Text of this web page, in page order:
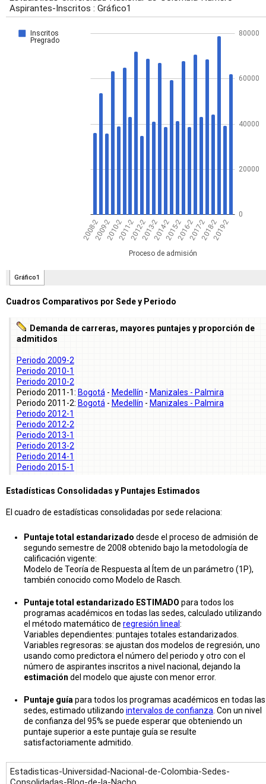
Cuadros Comparativos por Sede y Periodo
Demanda de carreras, mayores puntajes y proporción de
admitidos
Periodo 2009-2
Periodo 2010-1
Periodo 2010-2
Periodo 2011-1: Bogotá - Medellín - Manizales - Palmira
Periodo 2011-2: Bogotá - Medellín - Manizales - Palmira
Periodo 2012-1
Periodo 2012-2
Periodo 2013-1
Periodo 2013-2
Periodo 2014-1
Periodo 2015-1
Estadísticas Consolidadas y Puntajes Estimados
El cuadro de estadísticas consolidadas por sede relaciona:
Puntaje total estandarizado desde el proceso de admisión de
segundo semestre de 2008 obtenido bajo la metodología de
calificación vigente:
Modelo de Teoría de Respuesta al Ítem de un parámetro (1P),
también conocido como Modelo de Rasch.
Puntaje total estandarizado ESTIMADO para todos los
programas académicos en todas las sedes, calculado utilizando
el método matemático de regresión lineal :
Variables dependientes: puntajes totales estandarizados.
Variables regresoras: se ajustan dos modelos de regresión, uno
usando como predictora el número del periodo y otro con el
número de aspirantes inscritos a nivel nacional, dejando la
estimación del modelo que ajuste con menor error.
Puntaje guía para todos los programas académicos en todas las
sedes, estimado utilizando intervalos de confianza . Con un nivel
de confianza del 95% se puede esperar que obteniendo un
puntaje superior a este puntaje guía se resulte
satisfactoriamente admitido.